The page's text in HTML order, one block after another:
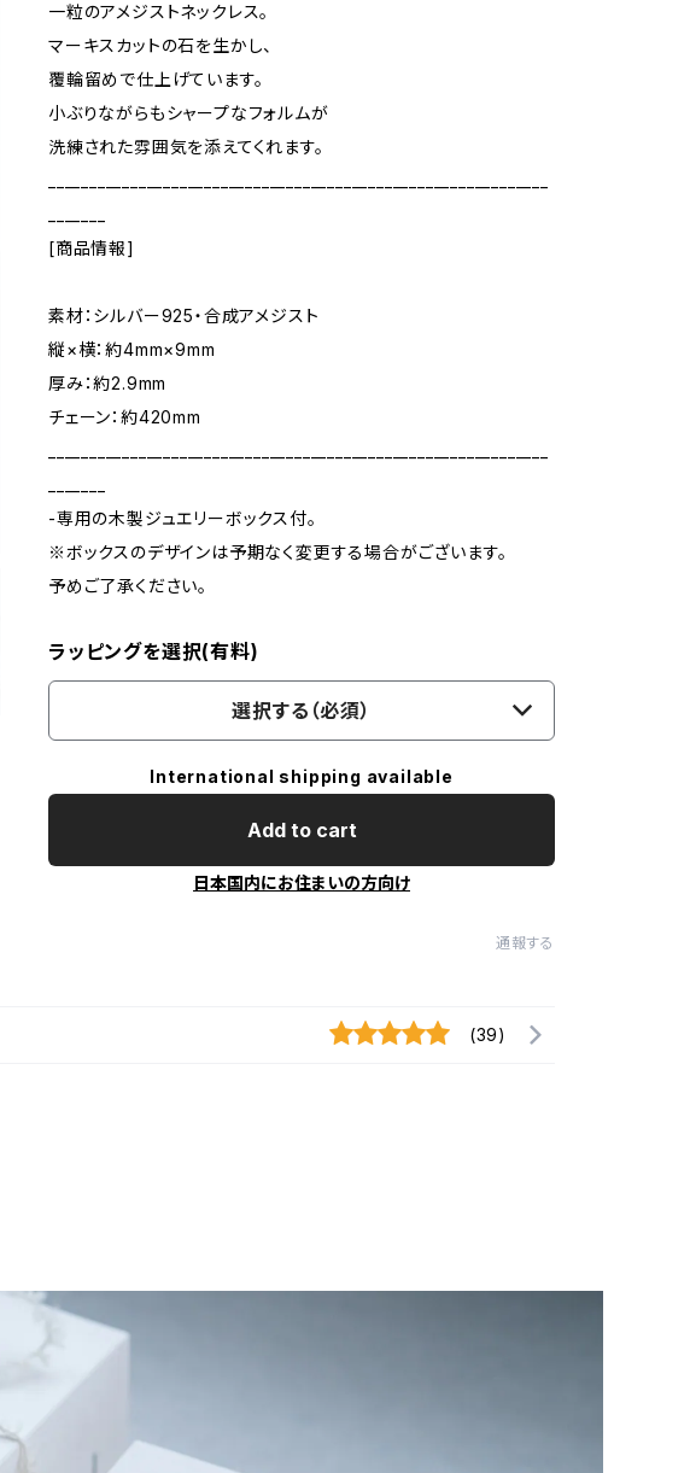
一粒のアメジストネックレス。
マーキスカットの石を生かし、
覆輪留めで仕上げています。
小ぶりながらもシャープなフォルムが
洗練された雰囲気を添えてくれます。
[商品情報]
素材：シルバー925・合成アメジスト
縦×横：約4mm×9mm
厚み：約2.9mm
チェーン：約420mm
-専用の木製ジュエリーボックス付。
※ボックスのデザインは予期なく変更する場合がございます。
予めご了承ください。
ラッピングを選択(有料)
選択する（必須）
International shipping available
Add to cart
日本国内にお住まいの方向け
通報する
(39)